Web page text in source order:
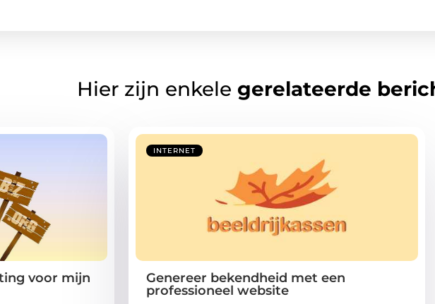
Hier zijn enkele gerelateerde
voor mijn
INTERNET
Genereer bekendheid met een
professioneel website